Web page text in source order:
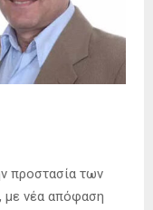
προστασία των
με νέα απόφαση